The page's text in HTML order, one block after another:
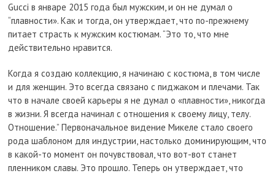
Gucci в январе 2015 года был мужским, и он не думал о
“плавности». Как и тогда, он утверждает, что по-прежнему
питает страсть к мужским костюмам. “Это то, что мне
действительно нравится.
Когда я создаю коллекцию, я начинаю с костюма, в том числе
и для женщин. Это всегда связано с пиджаком и плечами. Так
что в начале своей карьеры я не думал о «плавности», никогда
в жизни. Я всегда начинал с отношения к своему лицу, телу.
Отношение.” Первоначальное видение Микеле стало своего
рода шаблоном для индустрии, настолько доминирующим, что
в какой-то момент он почувствовал, что вот-вот станет
пленником славы. Это прошло. Теперь он утверждает, что